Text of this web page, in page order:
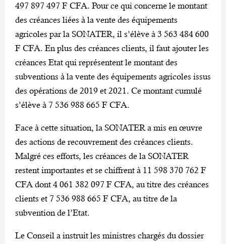
497 897 497 F CFA. Pour ce qui concerne le montant
des créances liées à la vente des équipements
agricoles par la SONATER, il s’élève à 3 563 484 600
F CFA. En plus des créances clients, il faut ajouter les
créances Etat qui représentent le montant des
subventions à la vente des équipements agricoles issus
des opérations de 2019 et 2021. Ce montant cumulé
s’élève à 7 536 988 665 F CFA.
Face à cette situation, la SONATER a mis en œuvre
des actions de recouvrement des créances clients.
Malgré ces efforts, les créances de la SONATER
restent importantes et se chiffrent à 11 598 370 762 F
CFA dont 4 061 382 097 F CFA, au titre des créances
clients et 7 536 988 665 F CFA, au titre de la
subvention de l’Etat.
Le Conseil a instruit les ministres chargés du dossier